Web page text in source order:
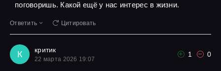
поговоришь. Какой ещё у нас интерес в жизни.
Ответить Цитировать
К критик
22 марта 2026 19:07
1 0